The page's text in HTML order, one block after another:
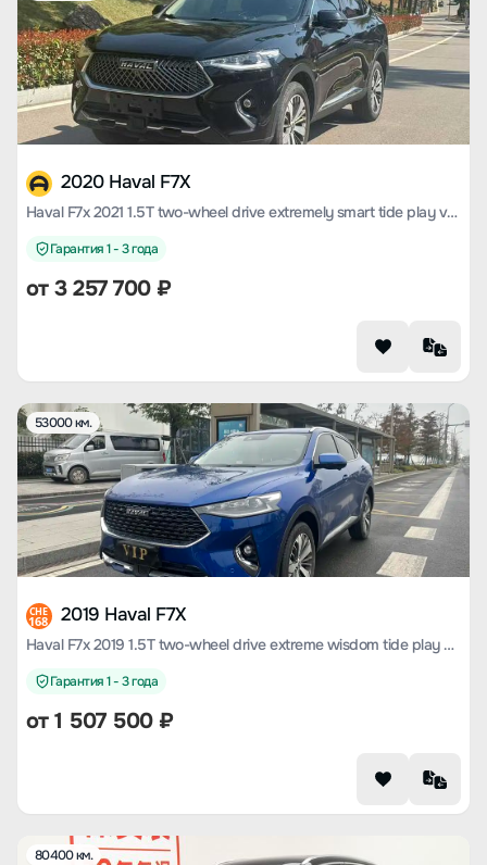
2020 Haval F7X
Haval F7x 2021 1.5T two-wheel drive extremely smart tide play version
Гарантия 1 - 3 года
от3 257 700₽
53000 км.
CHE
168 2019 Haval F7X
Haval F7x 2019 1.5T two-wheel drive extreme wisdom tide play edition lite
Гарантия 1 - 3 года
от1 507 500₽
80400 км.